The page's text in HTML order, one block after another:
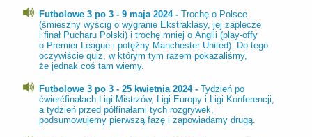
Futbolowe 3 po 3 - 9 maja 2024 - Trochę o Polsce
(śmieszny wyścig o wygranie Ekstraklasy, jej zaplecze
i finał Pucharu Polski) i trochę mniej o Anglii (play-offy
o Premier League i potężny Manchester United). Do tego
oczywiście quiz, w którym tym razem pokazaliśmy,
że jednak coś tam wiemy.
Futbolowe 3 po 3 - 25 kwietnia 2024 - Tydzień po
ćwierćfinałach Ligi Mistrzów, Ligi Europy i Ligi Konferencji,
a tydzień przed półfinałami tych rozgrywek,
podsumowujemy pierwszą fazę i zapowiadamy drugą.